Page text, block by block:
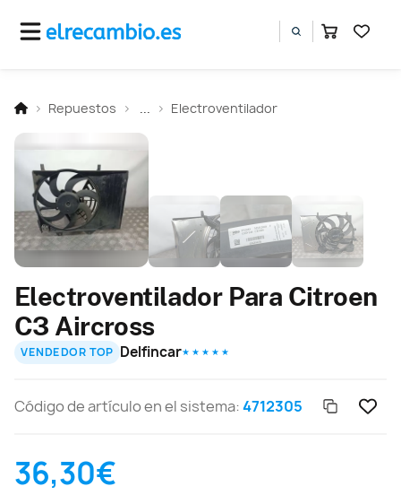
Repuestos Electroventilador
Electroventilador Para Citroen
C3 Aircross
VENDEDOR TOP Delfincar★ ★ ★ ★ ★
Código de artículo en el sistema:4712305
36,30€